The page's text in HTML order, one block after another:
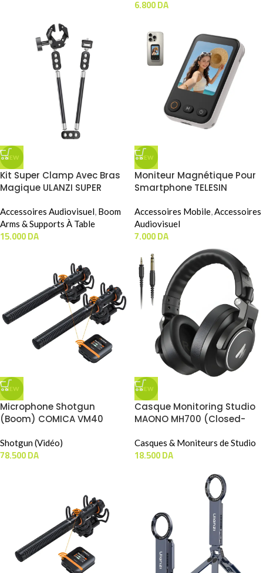
6.800DA
NEW
Kit Super Clamp Avec Bras
Magique ULANZI SUPER
(CO78)
Accessoires Audiovisuel, Boom
Arms & Supports À Table
15.000DA
NEW
Moniteur Magnétique Pour
Smartphone TELESIN
SCREEN MINI (P5-RMT-06)
Accessoires Mobile,Accessoires
Audiovisuel
7.000DA
NEW
Microphone Shotgun
(Boom) COMICA VM40
Utiliser En Sans-Fil Ou Filaire
)
Shotgun (Vidéo)
78.500DA
NEW
Casque Monitoring Studio
MAONO MH700 (Closed-
Casques & Moniteurs de Studio
18.500DA